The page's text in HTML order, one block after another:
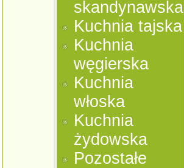
skandynawska
Kuchnia tajska
Kuchnia
węgierska
Kuchnia
włoska
Kuchnia
żydowska
Pozostałe